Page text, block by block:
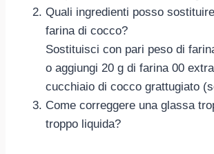
Quali ingredienti posso
farina di cocco?
Sostituisci con pari peso di
o aggiungi 20 g di farina 00
cucchiaio di cocco grattugiato
Come correggere una glassa
troppo liquida?